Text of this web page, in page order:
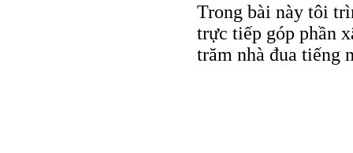
Trong bài này tôi
trực tiếp góp phần
trăm nhà đua tiếng